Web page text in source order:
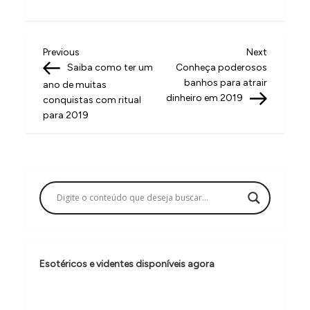
N
a
v
e
ç
ã
d
Previous
Post
Previous
Saiba como ter um
ano de muitas
conquistas com ritual
para 2019
Next
Post
Next
Conheça poderosos
banhos para atrair
dinheiro em 2019
Esotéricos e videntes disponíveis agora